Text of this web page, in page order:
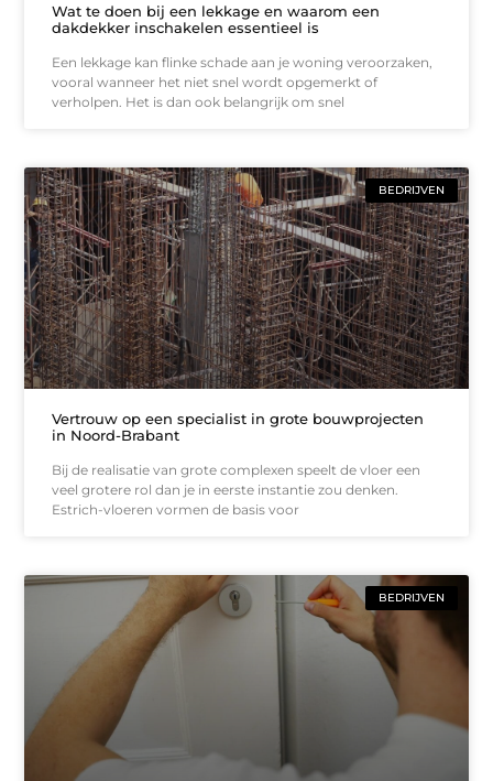
Wat te doen bij een lekkage en waarom een
dakdekker inschakelen essentieel is
Een lekkage kan flinke schade aan je woning veroorzaken,
vooral wanneer het niet snel wordt opgemerkt of
verholpen. Het is dan ook belangrijk om snel
BEDRIJVEN
Vertrouw op een specialist in grote bouwprojecten
in Noord-Brabant
Bij de realisatie van grote complexen speelt de vloer een
veel grotere rol dan je in eerste instantie zou denken.
Estrich-vloeren vormen de basis voor
BEDRIJVEN